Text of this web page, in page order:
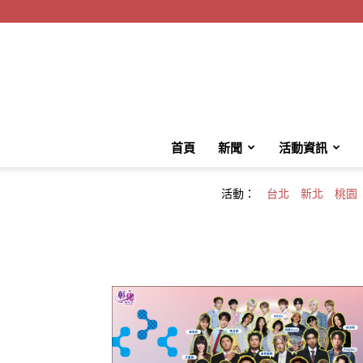
首頁 新聞 活動資訊
活動： 台北 新北 桃園